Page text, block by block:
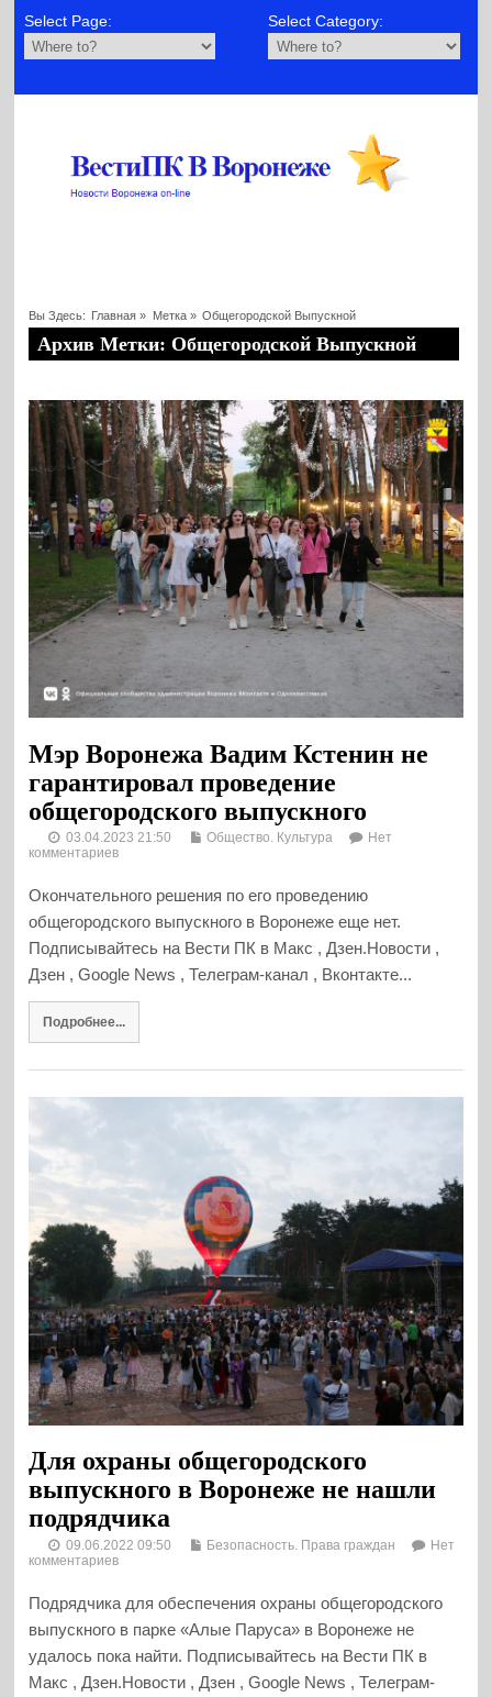
Select Page: Select Category:
Вы Здесь: Главная » Метка » Общегородской Выпускной
Архив Метки: Общегородской Выпускной
Мэр Воронежа Вадим Кстенин не
гарантировал проведение
общегородского выпускного
03.04.2023 21:50 Общество. Культура
Нет
комментариев
Окончательного решения по его проведению
общегородского выпускного в Воронеже еще нет.
Подписывайтесь на Вести ПК в Макс , Дзен.Новости ,
Дзен , Google News , Телеграм-канал , Вконтакте...
Подробнее...
Для охраны общегородского
выпускного в Воронеже не нашли
подрядчика
09.06.2022 09:50 Безопасность. Права граждан
Нет
комментариев
Подрядчика для обеспечения охраны общегородского
выпускного в парке «Алые Паруса» в Воронеже не
удалось пока найти. Подписывайтесь на Вести ПК в
Макс , Дзен.Новости , Дзен , Google News , Телеграм-